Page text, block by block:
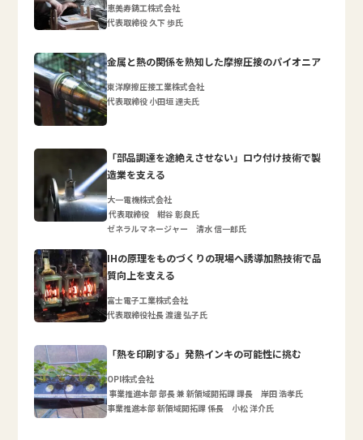
恵美寿鋳工株式会社
代表取締役 久下 歩氏
金属と熱の関係を熟知した摩擦圧接のパイオニア
東洋摩擦圧接工業株式会社
代表取締役 小田垣 達夫氏
「部品調達を途絶えさせない」ロウ付け技術で製
造業を支える
大一電機株式会社
代表取締役 紺谷 彰良氏
ゼネラルマネージャー 清水 信一郎氏
IHの原理をものづくりの現場へ誘導加熱技術で品
質向上を支える
富士電子工業株式会社
代表取締役社長 渡邊 弘子氏
「熱を印刷する」発熱インキの可能性に挑む
OPI株式会社
事業推進本部 部長 兼 新領域開拓課 課長 岸田 浩孝氏
事業推進本部 新領域開拓課 係長 小松 洋介氏